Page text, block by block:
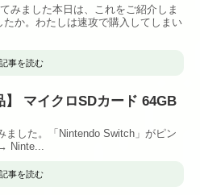
みました本日は、これをご紹介しま
か。わたしは速攻で購入してしまい
記事を読む
マイクロSDカード 64GB
ました。「Nintendo Switch」がピン
Ninte...
記事を読む